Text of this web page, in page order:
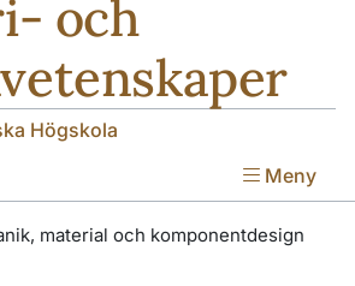
och
Högskola
Meny
material och komponentdesign